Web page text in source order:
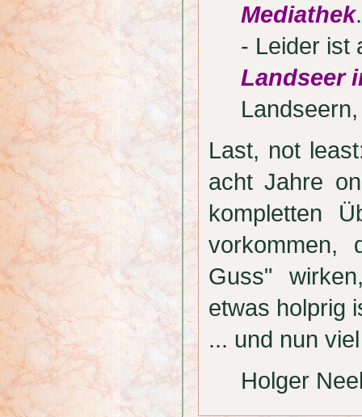
Mediathek.
- Leider ist
Landseer
Last, not
acht Jahre
kompletten
vorkommen,
Guss"
etwas holprig
... und nun
Holger